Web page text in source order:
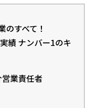
すべて！
績 ナンバー1のキ
業責任者